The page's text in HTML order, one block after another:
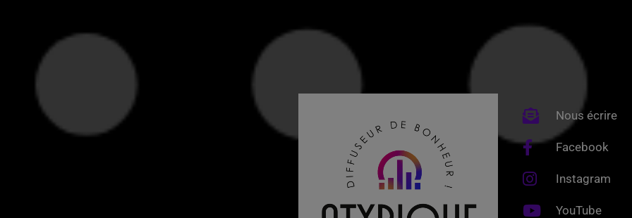
Nous écrire
Facebook
Instagram
YouTube